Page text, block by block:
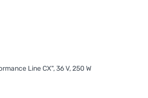
120mm + 5mm Spacer
"Lookin HD Stonex",
Patent "Hook Evolution", Ø
Setback, Alu, black, Level 6
Line CX", 36 V, 250 W